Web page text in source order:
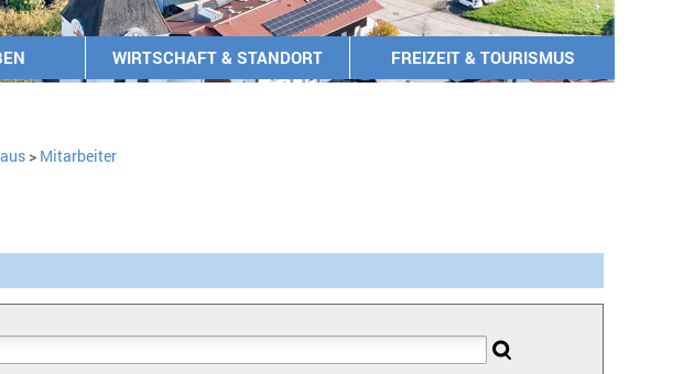
WIRTSCHAFT & STANDORT FREIZEIT & TOURISMUS
> Mitarbeiter